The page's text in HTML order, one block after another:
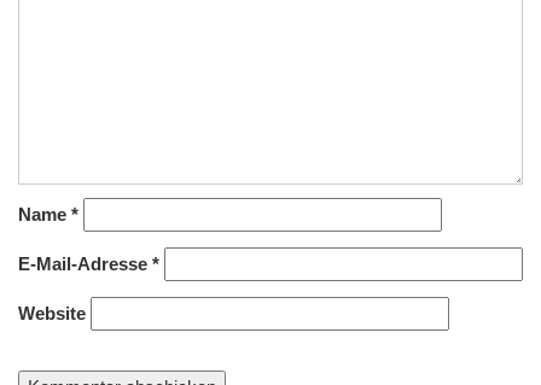
Name *
E-Mail-Adresse *
Website